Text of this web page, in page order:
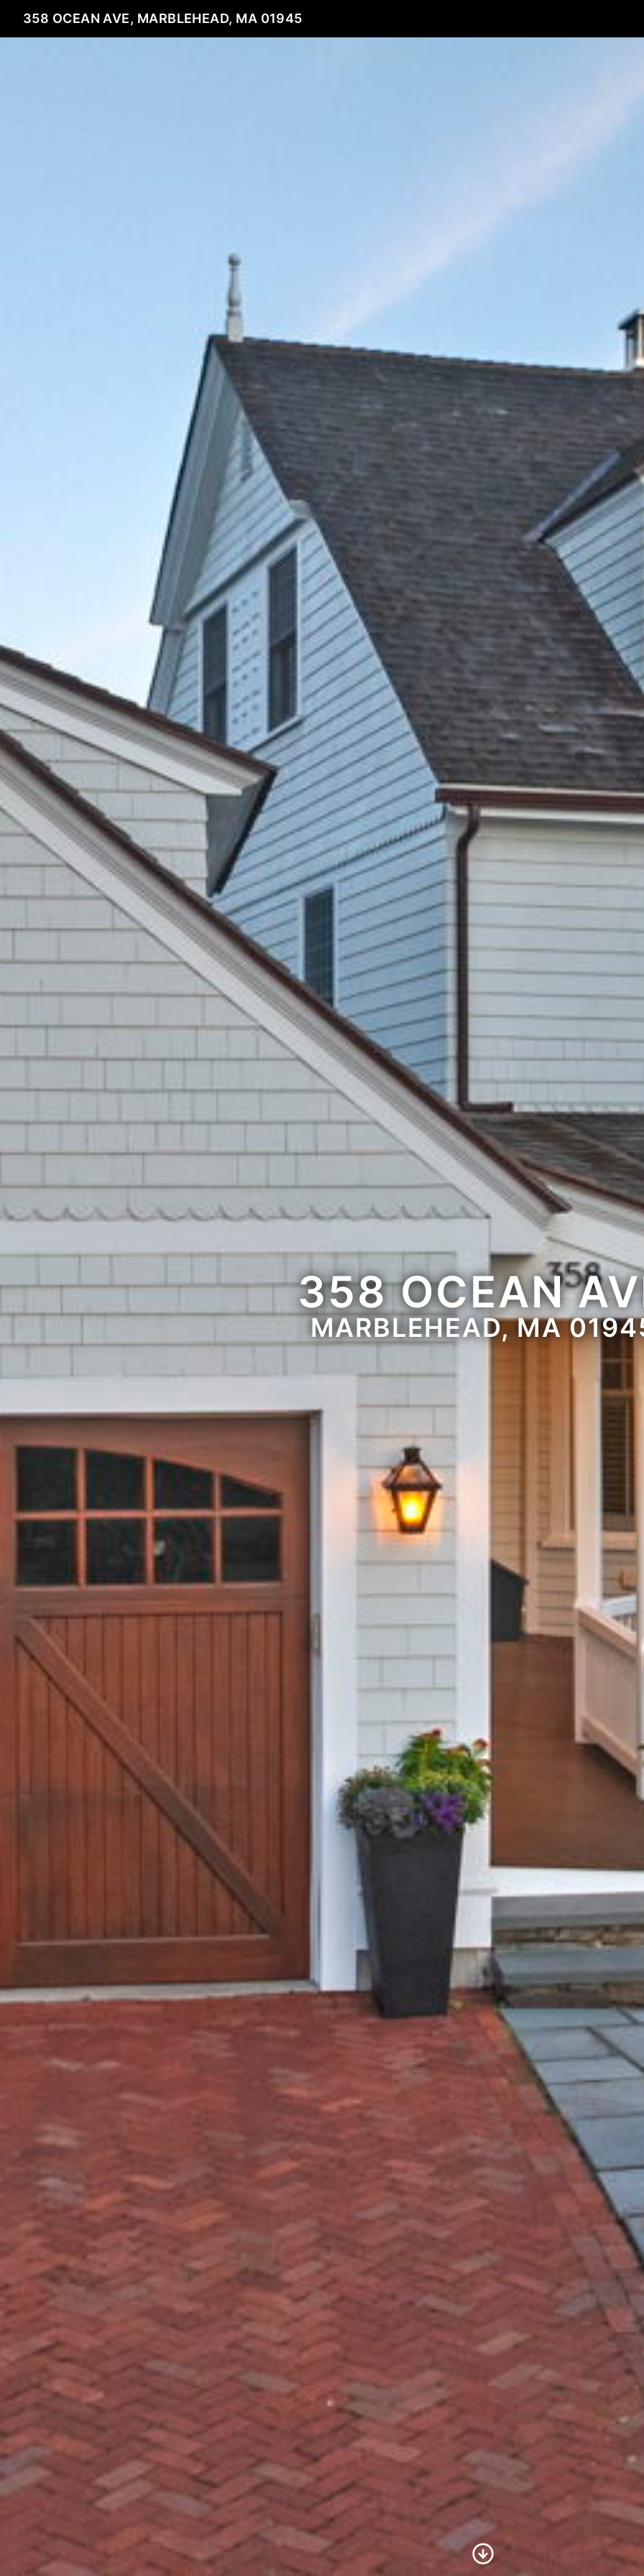
358 OCEAN AVE, MARBLEHEAD, MA 01945
358 OCEAN
MARBLEHEAD, MA
Scroll to Content